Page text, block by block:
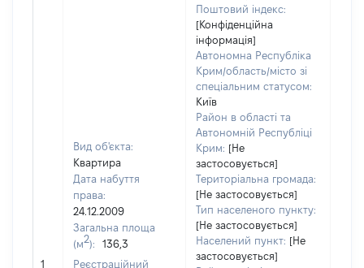
1
Вид об'єкта:
Квартира
Дата набуття
права:
24.12.2009
Загальна площа
(м2):
136,3
Реєстраційний
Поштовий індекс:
[Конфіденційна
інформація]
Автономна Республіка
Крим/область/місто зі
спеціальним статусом:
Київ
Район в області та
Автономній Республіці
Крим: [Не
застосовується]
Територіальна громада:
[Не застосовується]
Тип населеного пункту:
[Не застосовується]
Населений пункт: [Не
застосовується]